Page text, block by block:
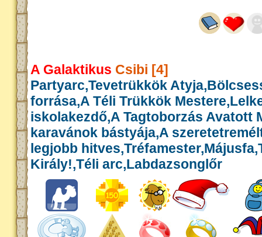
A Galaktikus Csibi [4]
Partyarc,Tevetrükkök
forrása,A Téli Trükkök
iskolakezdő,A Tagtoborzás Avatott
karavánok bástyája,A
legjobb
Király!,Téli arc,Labdazsonglőr